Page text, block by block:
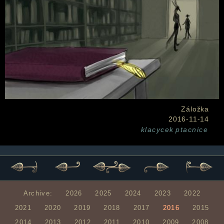
Záložka
2016-11-14
klacycek ptacnice
Archive: 2026 2025 2024 2023
2022
2021
2020 2019 2018 2017 2016
2015
2014
2013 2012 2011 2010 2009 2008